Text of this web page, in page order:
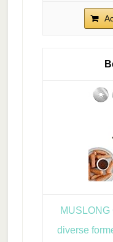
diverse